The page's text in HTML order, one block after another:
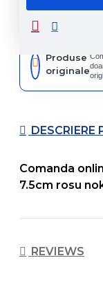
Produse
originale
DESCRIERE
Comanda
7.5cm rosu
REVIEWS